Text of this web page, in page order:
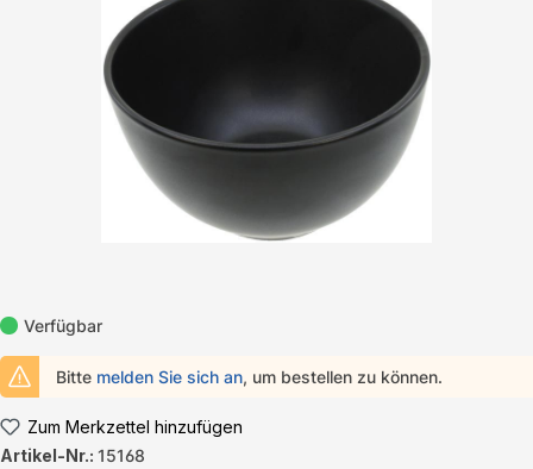
Verfügbar
Bitte melden Sie sich an, um bestellen zu können.
Zum Merkzettel hinzufügen
Artikel-Nr.: 15168